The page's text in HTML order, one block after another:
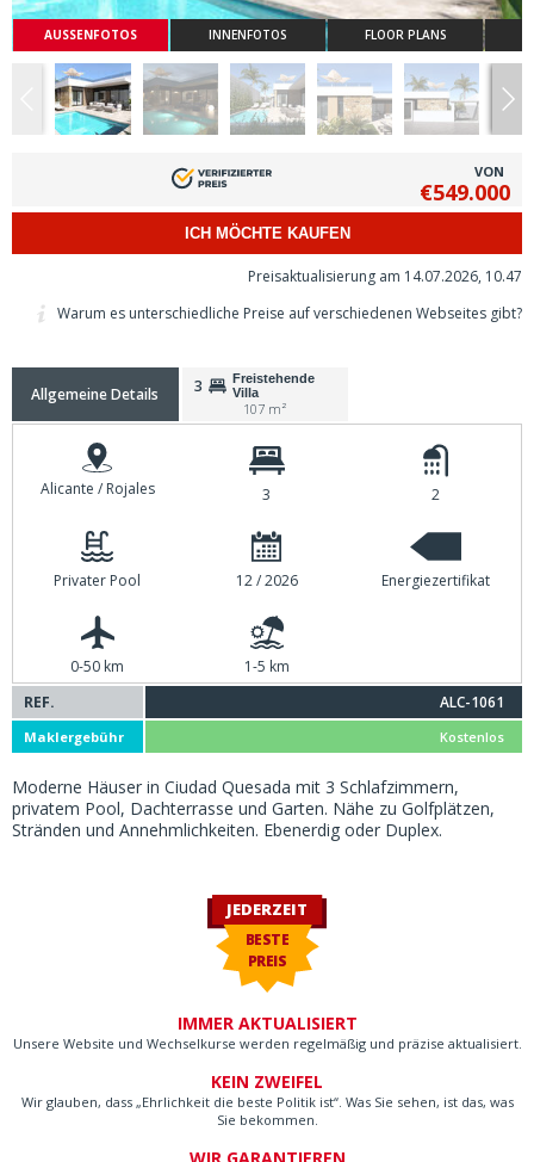
AUSSENFOTOS INNENFOTOS FLOOR PLANS
VON
€549.000
ICH MÖCHTE KAUFEN
Preisaktualisierung am 14.07.2026, 10.47
Warum es unterschiedliche Preise auf verschiedenen Webseites gibt?
Allgemeine Details 3
Freistehende
Villa
107 m²
Alicante / Rojales 3 2
Privater Pool 12 / 2026 Energiezertifikat
0-50 km
1-5 km
REF.
ALC-1061
Maklergebühr Kostenlos
Moderne Häuser in Ciudad Quesada mit 3 Schlafzimmern,
privatem Pool, Dachterrasse und Garten. Nähe zu Golfplätzen,
Stränden und Annehmlichkeiten. Ebenerdig oder Duplex.
JEDERZEIT
BESTE
PREIS
IMMER AKTUALISIERT
Unsere Website und Wechselkurse werden regelmäßig und präzise aktualisiert.
KEIN ZWEIFEL
Wir glauben, dass „Ehrlichkeit die beste Politik ist“. Was Sie sehen, ist das, was
Sie bekommen.